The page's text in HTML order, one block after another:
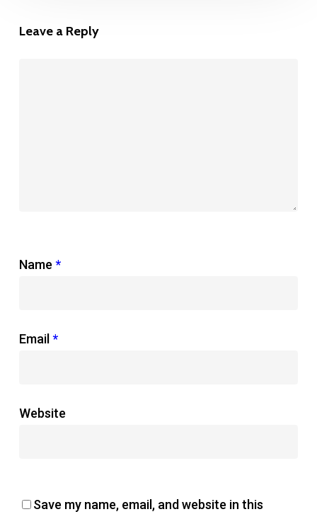
Leave a Reply
Name *
Email *
Website
Save my name, email, and website in this